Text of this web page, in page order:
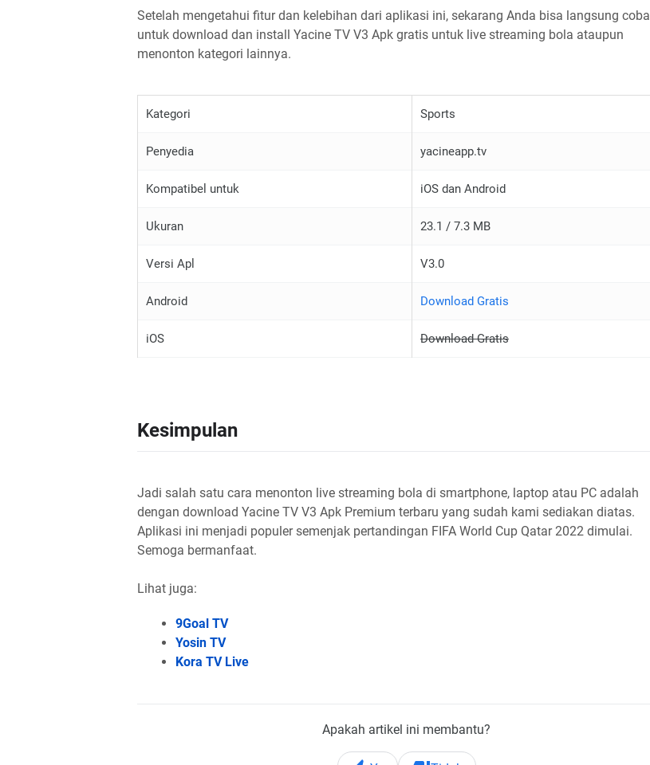
Setelah mengetahui fitur dan kelebihan dari aplikasi ini, sekarang Anda bisa langsung coba
untuk download dan install Yacine TV V3 Apk gratis untuk live streaming bola ataupun
menonton kategori lainnya.
Kategori Sports
Penyedia yacineapp.tv
Kompatibel untuk iOS dan Android
Ukuran 23.1 / 7.3 MB
Versi Apl V3.0
Android Download Gratis
iOS Download Gratis
Kesimpulan
Jadi salah satu cara menonton live streaming bola di smartphone, laptop atau PC adalah
dengan download Yacine TV V3 Apk Premium terbaru yang sudah kami sediakan diatas.
Aplikasi ini menjadi populer semenjak pertandingan FIFA World Cup Qatar 2022 dimulai.
Semoga bermanfaat.
Lihat juga:
9Goal TV
Yosin TV
Kora TV Live
Apakah artikel ini membantu?